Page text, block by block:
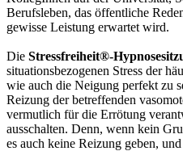
Berufsleben, das öffentliche
gewisse Leistung erwartet wird.
Die Stressfreiheit®-
situationsbezogenen Stress der
wie auch die Neigung perfekt zu
Reizung der betreffenden
vermutlich für die Errötung
ausschalten. Denn, wenn kein
es auch keine Reizung geben,